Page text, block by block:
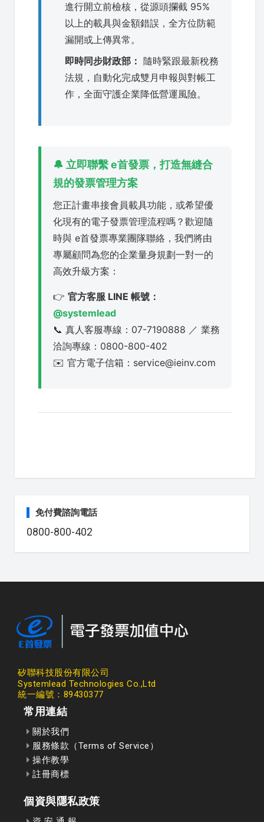
進行開立前檢核，從源頭攔截 95%
以上的載具與金額錯誤，全方位防範
漏開或上傳異常。
即時同步財政部： 隨時緊跟最新稅務
法規，自動化完成雙月申報與對帳工
作，全面守護企業降低營運風險。
🔔 立即聯繫 e首發票，打造無縫合
規的發票管理方案
您正計畫串接會員載具功能，或希望優
化現有的電子發票管理流程嗎？歡迎隨
時與 e首發票專業團隊聯絡，我們將由
專屬顧問為您的企業量身規劃一對一的
高效升級方案：
👉 官方客服 LINE 帳號：
@systemlead
📞 真人客服專線：07-7190888 ／ 業務
洽詢專線：0800-800-402
✉️ 官方電子信箱：service@ieinv.com
免付費諮詢電話
0800-800-402
矽聯科技股份有限公司
Systemlead Technologies Co.,Ltd
統一編號：89430377
常用連結
關於我們
服務條款（Terms of Service）
操作教學
註冊商標
個資與隱私政策